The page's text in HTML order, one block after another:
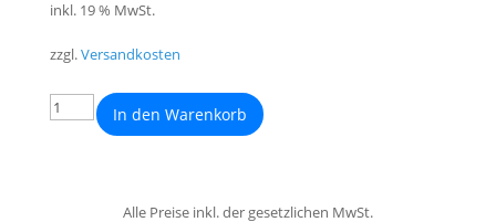
inkl. 19 % MwSt.
zzgl.Versandkosten
In den Warenkorb
Alle Preise inkl. der gesetzlichen MwSt.